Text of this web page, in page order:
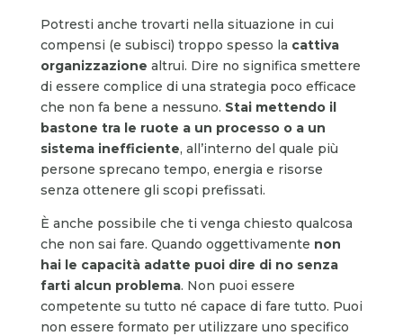
Potresti anche trovarti nella situazione in cui
compensi (e subisci) troppo spesso la cattiva
organizzazione altrui. Dire no significa smettere
di essere complice di una strategia poco efficace
che non fa bene a nessuno. Stai mettendo il
bastone tra le ruote a un processo o a un
sistema inefficiente, all’interno del quale più
persone sprecano tempo, energia e risorse
senza ottenere gli scopi prefissati.
È anche possibile che ti venga chiesto qualcosa
che non sai fare. Quando oggettivamente non
hai le capacità adatte puoi dire di no senza
farti alcun problema. Non puoi essere
competente su tutto né capace di fare tutto. Puoi
non essere formato per utilizzare uno specifico